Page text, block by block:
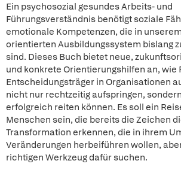
Ein psychosozial gesundes Arbeits- und
Führungsverständnis benötigt soziale
emotionale Kompetenzen, die in
orientierten Ausbildungssystem bislang
sind. Dieses Buch bietet neue,
und konkrete Orientierungshilfen an, wie
Entscheidungsträger in Organisationen
nicht nur rechtzeitig aufspringen,
erfolgreich reiten können. Es soll ein
Menschen sein, die bereits die Zeichen
Transformation erkennen, die in ihrem
Veränderungen herbeiführen wollen,
richtigen Werkzeug dafür suchen.